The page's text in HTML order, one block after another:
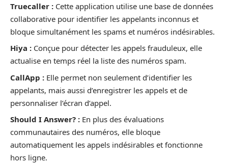
Truecaller : Cette application utilise une base de données
collaborative pour identifier les appelants inconnus et
bloque simultanément les spams et numéros indésirables.
Hiya : Conçue pour détecter les appels frauduleux, elle
actualise en temps réel la liste des numéros spam.
CallApp : Elle permet non seulement d’identifier les
appelants, mais aussi d’enregistrer les appels et de
personnaliser l’écran d’appel.
Should I Answer? : En plus des évaluations
communautaires des numéros, elle bloque
automatiquement les appels indésirables et fonctionne
hors ligne.